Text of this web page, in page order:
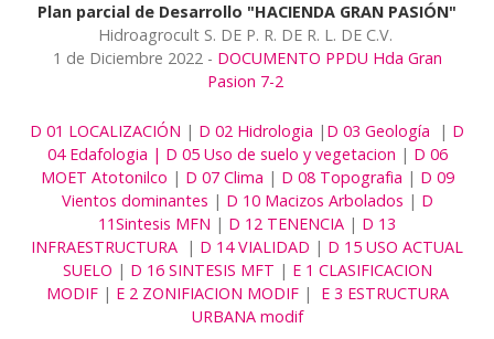
Plan parcial de Desarrollo "HACIENDA GRAN PASIÓN"
Hidroagrocult S. DE P. R. DE R. L. DE C.V.
1 de Diciembre 2022 - DOCUMENTO PPDU Hda Gran
Pasion 7-2
D 01 LOCALIZACIÓN | D 02 Hidrologia | D 03 Geología | D
04 Edafologia | D 05 Uso de suelo y vegetacion | D 06
MOET Atotonilco | D 07 Clima | D 08 Topografia | D 09
Vientos dominantes | D 10 Macizos Arbolados | D
11Sintesis MFN | D 12 TENENCIA | D 13
INFRAESTRUCTURA | D 14 VIALIDAD | D 15 USO ACTUAL
SUELO | D 16 SINTESIS MFT | E 1 CLASIFICACION
MODIF| E 2 ZONIFIACION MODIF| E 3 ESTRUCTURA
URBANA modif